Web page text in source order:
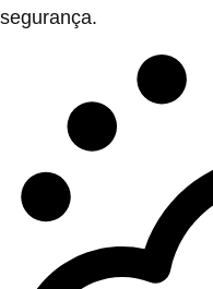
segurança.